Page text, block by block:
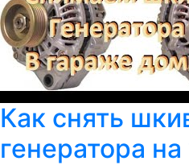
Как снять
генератора на